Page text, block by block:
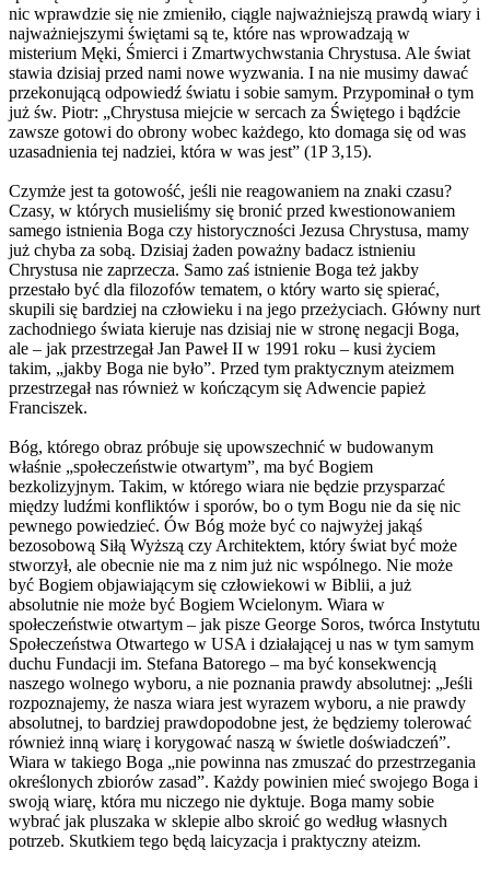
nic wprawdzie się nie zmieniło, ciągle najważniejszą prawdą wiary i
najważniejszymi świętami są te, które nas wprowadzają w
misterium Męki, Śmierci i Zmartwychwstania Chrystusa. Ale świat
stawia dzisiaj przed nami nowe wyzwania. I na nie musimy dawać
przekonującą odpowiedź światu i sobie samym. Przypominał o tym
już św. Piotr: „Chrystusa miejcie w sercach za Świętego i bądźcie
zawsze gotowi do obrony wobec każdego, kto domaga się od was
uzasadnienia tej nadziei, która w was jest” (1P 3,15).
Czymże jest ta gotowość, jeśli nie reagowaniem na znaki czasu?
Czasy, w których musieliśmy się bronić przed kwestionowaniem
samego istnienia Boga czy historyczności Jezusa Chrystusa, mamy
już chyba za sobą. Dzisiaj żaden poważny badacz istnieniu
Chrystusa nie zaprzecza. Samo zaś istnienie Boga też jakby
przestało być dla filozofów tematem, o który warto się spierać,
skupili się bardziej na człowieku i na jego przeżyciach. Główny nurt
zachodniego świata kieruje nas dzisiaj nie w stronę negacji Boga,
ale – jak przestrzegał Jan Paweł II w 1991 roku – kusi życiem
takim, „jakby Boga nie było”. Przed tym praktycznym ateizmem
przestrzegał nas również w kończącym się Adwencie papież
Franciszek.
Bóg, którego obraz próbuje się upowszechnić w budowanym
właśnie „społeczeństwie otwartym”, ma być Bogiem
bezkolizyjnym. Takim, w którego wiara nie będzie przysparzać
między ludźmi konfliktów i sporów, bo o tym Bogu nie da się nic
pewnego powiedzieć. Ów Bóg może być co najwyżej jakąś
bezosobową Siłą Wyższą czy Architektem, który świat być może
stworzył, ale obecnie nie ma z nim już nic wspólnego. Nie może
być Bogiem objawiającym się człowiekowi w Biblii, a już
absolutnie nie może być Bogiem Wcielonym. Wiara w
społeczeństwie otwartym – jak pisze George Soros, twórca Instytutu
Społeczeństwa Otwartego w USA i działającej u nas w tym samym
duchu Fundacji im. Stefana Batorego – ma być konsekwencją
naszego wolnego wyboru, a nie poznania prawdy absolutnej: „Jeśli
rozpoznajemy, że nasza wiara jest wyrazem wyboru, a nie prawdy
absolutnej, to bardziej prawdopodobne jest, że będziemy tolerować
również inną wiarę i korygować naszą w świetle doświadczeń”.
Wiara w takiego Boga „nie powinna nas zmuszać do przestrzegania
określonych zbiorów zasad”. Każdy powinien mieć swojego Boga i
swoją wiarę, która mu niczego nie dyktuje. Boga mamy sobie
wybrać jak pluszaka w sklepie albo skroić go według własnych
potrzeb. Skutkiem tego będą laicyzacja i praktyczny ateizm.